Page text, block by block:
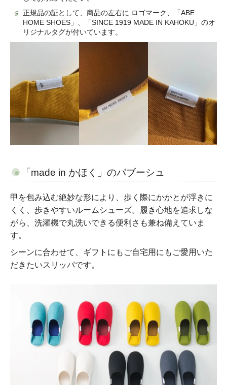
正規品の証として、商品の左右に ロゴマーク、「ABE
HOME SHOES」、「SINCE 1919 MADE IN KAHOKU」のオ
リジナルタグが付いています。
「made in かほく」のバブーシュ
甲を包み込む絶妙な形により、歩く際にかかとが浮きに
くく、歩きやすいルームシューズ。履き心地を追求しな
がら、洗濯機で丸洗いできる便利さも兼ね備えていま
す。
シーンに合わせて、ギフトにもご自宅用にもご愛用いた
だきたいスリッパです。